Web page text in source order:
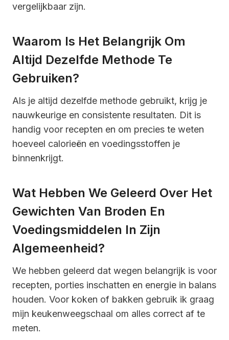
vergelijkbaar zijn.
Waarom Is Het Belangrijk Om
Altijd Dezelfde Methode Te
Gebruiken?
Als je altijd dezelfde methode gebruikt, krijg je
nauwkeurige en consistente resultaten. Dit is
handig voor recepten en om precies te weten
hoeveel calorieën en voedingsstoffen je
binnenkrijgt.
Wat Hebben We Geleerd Over Het
Gewichten Van Broden En
Voedingsmiddelen In Zijn
Algemeenheid?
We hebben geleerd dat wegen belangrijk is voor
recepten, porties inschatten en energie in balans
houden. Voor koken of bakken gebruik ik graag
mijn keukenweegschaal om alles correct af te
meten.